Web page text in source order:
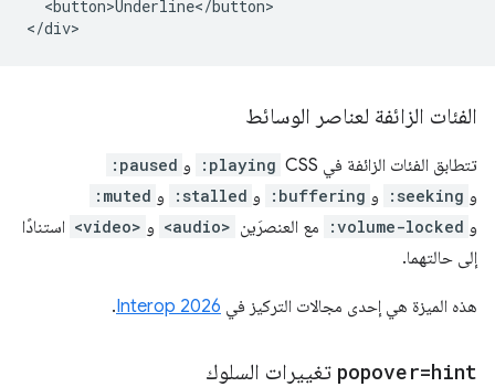
  <button>Underline</button>
الفئات الزائفة لعناصر الوسائط
تتطابق الفئات الزائفة في CSS :playing و :paused
و :seeking و :buffering و :stalled و :muted
و :volume-locked مع العنصرَين <audio> و <video> استنادًا
إلى حالتهما.
هذه الميزة هي إحدى مجالات التركيز في Interop 2026
.
popover=hint تغييرات السلوك